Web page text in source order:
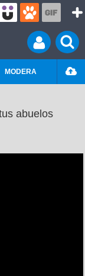
MODERA
abuelos